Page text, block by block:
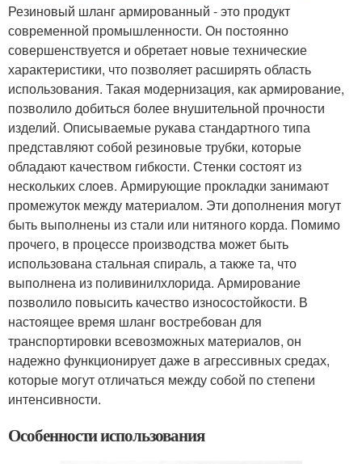
Резиновый шланг армированный - это продукт
современной промышленности. Он постоянно
совершенствуется и обретает новые технические
характеристики, что позволяет расширять область
использования. Такая модернизация, как армирование,
позволило добиться более внушительной прочности
изделий. Описываемые рукава стандартного типа
представляют собой резиновые трубки, которые
обладают качеством гибкости. Стенки состоят из
нескольких слоев. Армирующие прокладки занимают
промежуток между материалом. Эти дополнения могут
быть выполнены из стали или нитяного корда. Помимо
прочего, в процессе производства может быть
использована стальная спираль, а также та, что
выполнена из поливинилхлорида. Армирование
позволило повысить качество износостойкости. В
настоящее время шланг востребован для
транспортировки всевозможных материалов, он
надежно функционирует даже в агрессивных средах,
которые могут отличаться между собой по степени
интенсивности.
Особенности использования